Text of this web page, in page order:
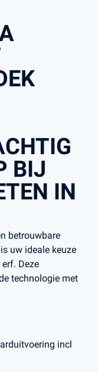
BIJ
IN
betrouwbare
is uw ideale keuze
Deze
technologie met
incl